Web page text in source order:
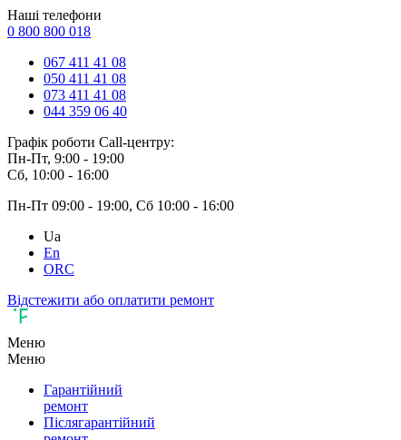
Наші телефони
0 800 800 018
067 411 41 08
050 411 41 08
073 411 41 08
044 359 06 40
Графік роботи Call-центру:
Пн-Пт, 9:00 - 19:00
Сб, 10:00 - 16:00
Пн-Пт 09:00 - 19:00, Сб 10:00 - 16:00
Ua
En
ORC
Відстежити або оплатити ремонт
Меню
Меню
Гарантійний
ремонт
Післягарантійний